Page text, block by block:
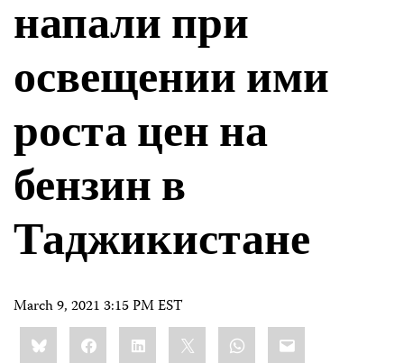
напали при
освещении ими
роста цен на
бензин в
Таджикистане
March 9, 2021 3:15 PM EST
Share
this:BlueskyFacebookLinkedIn WhatsApp
Email